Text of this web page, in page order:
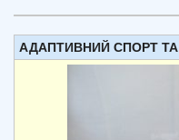
АДАПТИВНИЙ СПОРТ ТА